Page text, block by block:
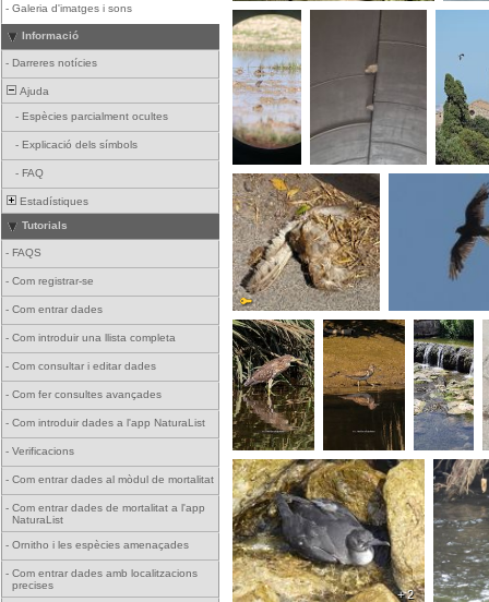
- Galeria d'imatges i sons
Informació
- Darreres notícies
Ajuda
- Espècies parcialment ocultes
- Explicació dels símbols
- FAQ
Estadístiques
Tutorials
- FAQS
- Com registrar-se
- Com entrar dades
- Com introduir una llista completa
- Com consultar i editar dades
- Com fer consultes avançades
- Com introduir dades a l'app NaturaList
- Verificacions
- Com entrar dades al mòdul de mortalitat
- Com entrar dades de mortalitat a l'app
NaturaList
- Ornitho i les espècies amenaçades
- Com entrar dades amb localitzacions
precises
+ 2